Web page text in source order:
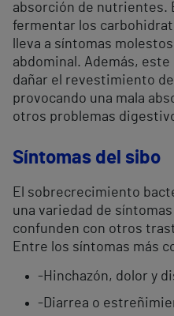
absorción de nutrientes.
fermentar los
lleva a síntomas
abdominal. Además,
dañar el revestimiento
provocando una mala
otros problemas
Síntomas del sibo
El sobrecrecimiento
una variedad de
confunden con otros
Entre los síntomas más
-Hinchazón, dolor y
-Diarrea o